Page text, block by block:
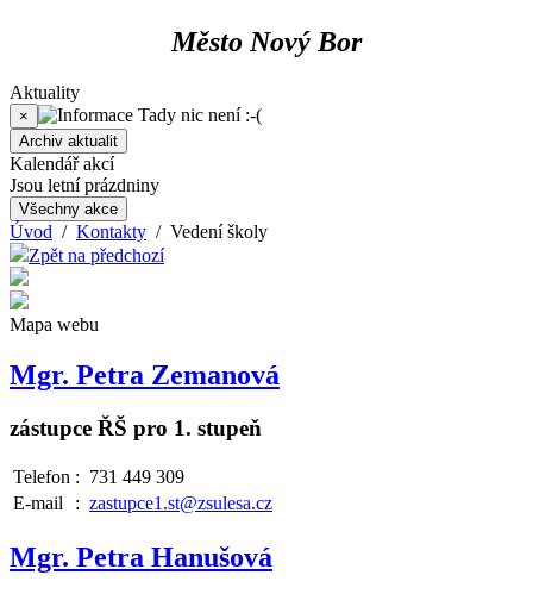
Město Nový Bor
Aktuality
× Tady nic není :-(
Archiv aktualit
Kalendář akcí
Jsou letní prázdniny
Všechny akce
Úvod / Kontakty / Vedení školy
Zpět na předchozí
Mapa webu
Mgr. Petra Zemanová
zástupce ŘŠ pro 1. stupeň
Telefon : 731 449 309
E-mail
: zastupce1.st@zsulesa.cz
Mgr. Petra Hanušová